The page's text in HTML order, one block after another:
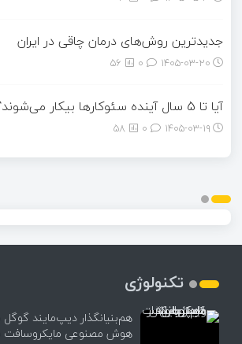
جدیدترین روش‌های درمان چاقی در ایران
۱۴۰۵-۰۳-۲۰ 56
آیا تا 5 سال آینده سئوکارها بیکار می‌شوند؟
۱۴۰۵-۰۳-۱۹ 58
تکنولوژی
هم‌بنیانگذار دیپ‌مایند
هوش مصنوعی